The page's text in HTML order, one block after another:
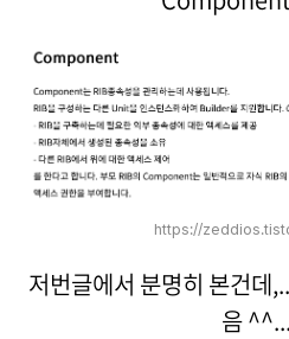
https://
저번글에서 분명히 본건데
음